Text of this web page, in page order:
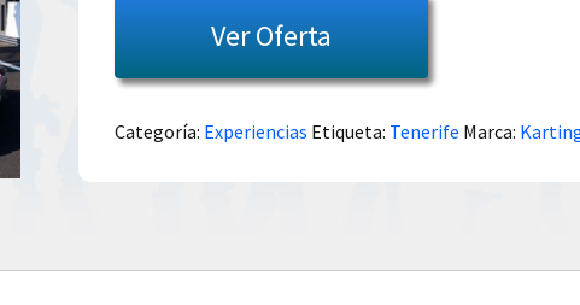
era:
25.00€.
es:
14.99€.
Ver Oferta
Categoría: Experiencias Etiqueta: Tenerife Marca: